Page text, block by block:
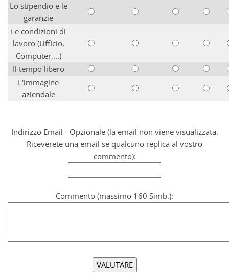
Lo stipendio e le
garanzie
Le condizioni di
lavoro (Ufficio,
Computer,...)
Il tempo libero
L'immagine
aziendale
Indirizzo Email - Opzionale (la email non viene visualizzata.
Riceverete una email se qualcuno replica al vostro
commento):
Commento (massimo 160 Simb.):